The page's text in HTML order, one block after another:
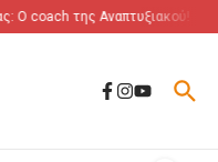
O coach της Αναπτυξιακού!